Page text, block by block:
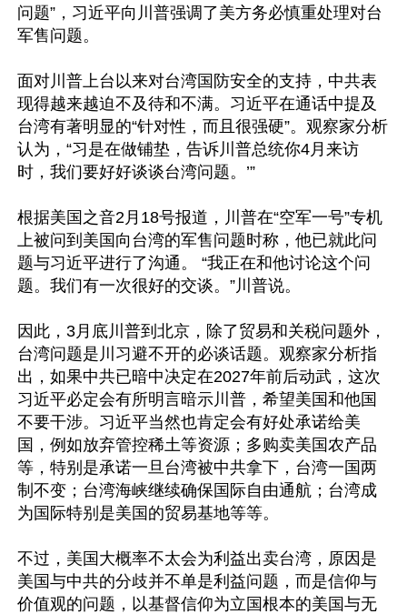
问题”，习近平向川普强调了美方务必慎重处理对台
军售问题。
面对川普上台以来对台湾国防安全的支持，中共表
现得越来越迫不及待和不满。习近平在通话中提及
台湾有著明显的“针对性，而且很强硬”。观察家分析
认为，“习是在做铺垫，告诉川普总统你4月来访
时，我们要好好谈谈台湾问题。’”
根据美国之音2月18号报道，川普在“空军一号”专机
上被问到美国向台湾的军售问题时称，他已就此问
题与习近平进行了沟通。 “我正在和他讨论这个问
题。我们有一次很好的交谈。”川普说。
因此，3月底川普到北京，除了贸易和关税问题外，
台湾问题是川习避不开的必谈话题。观察家分析指
出，如果中共已暗中决定在2027年前后动武，这次
习近平必定会有所明言暗示川普，希望美国和他国
不要干涉。习近平当然也肯定会有好处承诺给美
国，例如放弃管控稀土等资源；多购卖美国农产品
等，特别是承诺一旦台湾被中共拿下，台湾一国两
制不变；台湾海峡继续确保国际自由通航；台湾成
为国际特别是美国的贸易基地等等。
不过，美国大概率不太会为利益出卖台湾，原因是
美国与中共的分歧并不单是利益问题，而是信仰与
价值观的问题，以基督信仰为立国根本的美国与无